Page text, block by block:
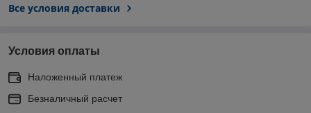
Все условия доставки
Условия оплаты
Наложенный платеж
Безналичный расчет